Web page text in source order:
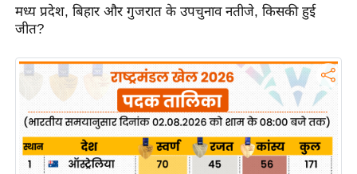
श
ख्सि
य
त
ग
इं
डि
मध्य प्रदेश, बिहार और गुजरात के उपचुनाव नतीजे, किसकी हुई
जीत?